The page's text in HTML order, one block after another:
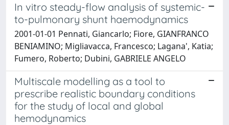
In vitro steady-flow analysis of systemic-
to-pulmonary shunt haemodynamics
2001-01-01 Pennati, Giancarlo; Fiore, GIANFRANCO
BENIAMINO; Migliavacca, Francesco; Lagana', Katia;
Fumero, Roberto; Dubini, GABRIELE ANGELO
Multiscale modelling as a tool to
prescribe realistic boundary conditions
for the study of local and global
hemodynamics